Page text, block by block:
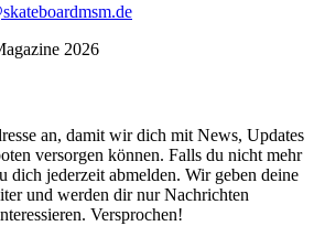
2026
an, damit wir dich mit News, Updates
versorgen können. Falls du nicht mehr
dich jederzeit abmelden. Wir geben deine
und werden dir nur Nachrichten
Versprochen!